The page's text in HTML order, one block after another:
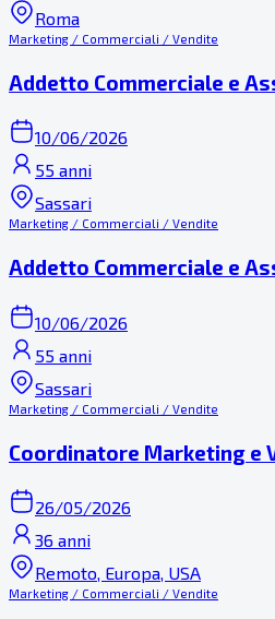
Roma
Marketing / Commerciali / Vendite
Addetto Commerciale e
10/06/2026
55 anni
Sassari
Marketing / Commerciali / Vendite
Addetto Commerciale e
10/06/2026
55 anni
Sassari
Marketing / Commerciali / Vendite
Coordinatore Marketing e
26/05/2026
36 anni
Remoto, Europa, USA
Marketing / Commerciali / Vendite